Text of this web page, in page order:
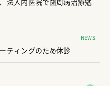
法人内医院で歯周病治療勉
ティングのため休診
NEWS